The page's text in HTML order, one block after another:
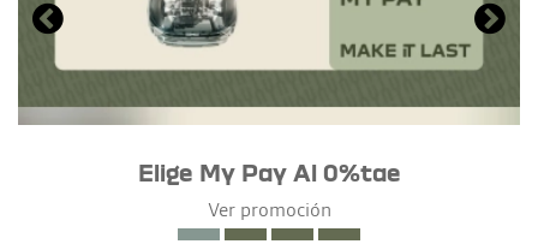
Elige My Pay Al 0%tae
Ver promoción